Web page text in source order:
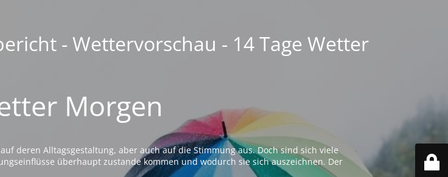
- Wettervorschau - 14 Tage Wetter
Morgen
deren Alltagsgestaltung, aber auch auf die Stimmung aus. Doch sind sich viele
überhaupt zustande kommen und wodurch sie sich auszeichnen. Der